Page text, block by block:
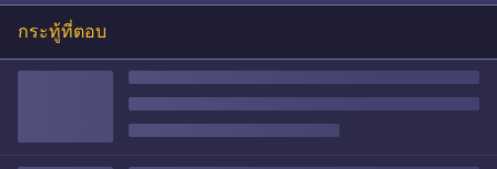
กระทู้ที่ตอบ